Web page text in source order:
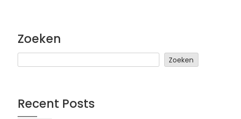
Zoeken
Zoeken
Recent Posts